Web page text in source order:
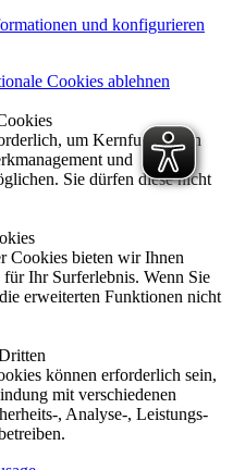
und konfigurieren
Cookies ablehnen
um Kernfunktionen
und
Sie dürfen diese nicht
Cookies bieten wir Ihnen
für Ihr Surferlebnis. Wenn Sie
erweiterten Funktionen nicht
können erforderlich sein,
mit verschiedenen
, Analyse-, Leistungs-